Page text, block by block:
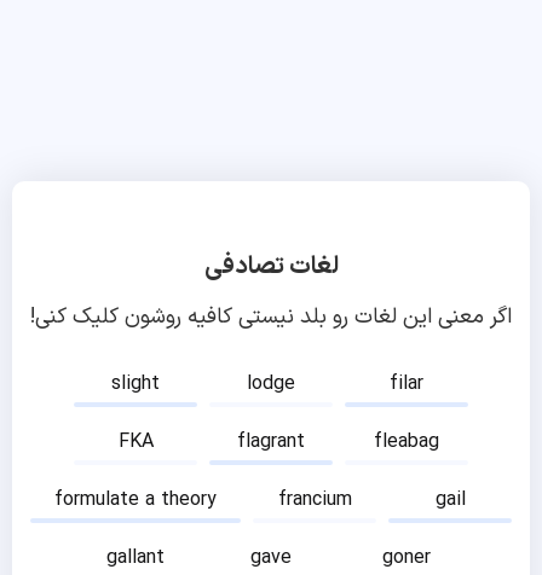
لغات تصادفی
اگر معنی این لغات رو بلد نیستی کافیه روشون کلیک کنی!
slight lodge
filar
FKA
flagrant
fleabag
formulate a theory
francium
gail
gallant
gave
goner